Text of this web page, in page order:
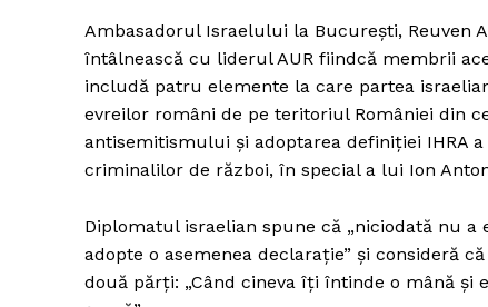
Ambasadorul Israelului la Bucureşti, Reuven
întâlnească cu liderul AUR fiindcă membrii
includă patru elemente la care partea
evreilor români de pe teritoriul României din
antisemitismului şi adoptarea definiţiei IHRA
criminalilor de război, în special a lui Ion
Diplomatul israelian spune că „niciodată nu
adopte o asemenea declaraţie” și consideră
două părți: „Când cineva îţi întinde o mână şi